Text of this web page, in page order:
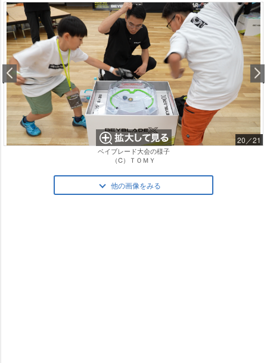
20／21
ベイブレード大会の様子
（C）ＴＯＭＹ
他の画像をみる